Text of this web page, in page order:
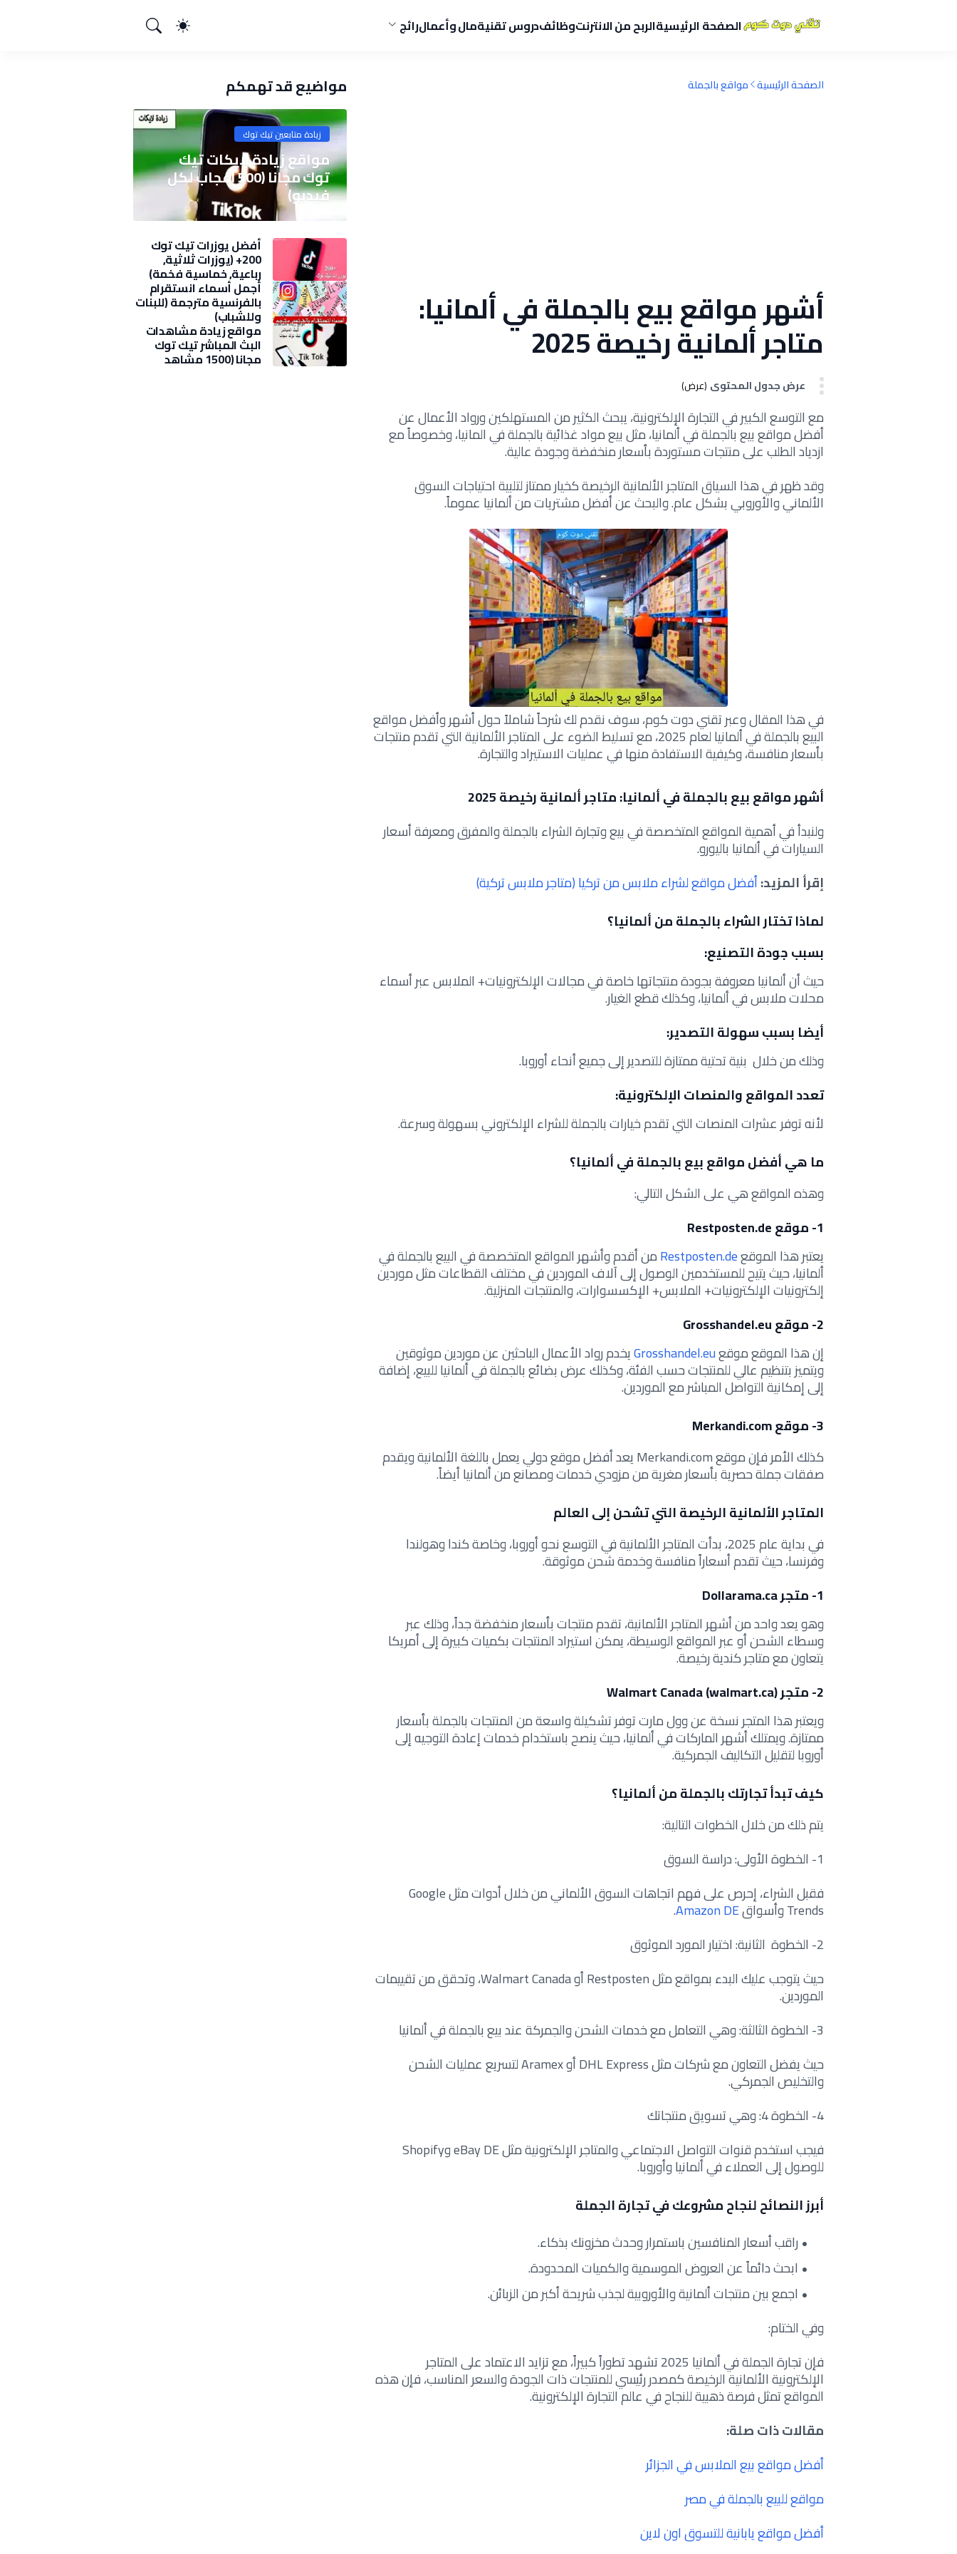
الصفحة الرئيسيةالربح من الانترنتوظائفدروس تقنيةمال وأعمالرائج
الصفحة الرئيسية مواقع بالجملة
أشهر مواقع بيع بالجملة في ألمانيا:
متاجر ألمانية رخيصة 2025
عرض جدول المحتوى (عرض)
مع التوسع الكبير في التجارة الإلكترونية، يبحث الكثير من المستهلكين ورواد الأعمال عن
أفضل مواقع بيع بالجملة في ألمانيا، مثل بيع مواد غذائية بالجملة في المانيا، وخصوصاً مع
ازدياد الطلب على منتجات مستوردة بأسعار منخفضة وجودة عالية.
وقد ظهر في هذا السياق المتاجر الألمانية الرخيصة كخيار ممتاز لتلبية احتياجات السوق
الألماني والأوروبي بشكل عام. والبحث عن أفضل مشتريات من ألمانيا عموماً.
في هذا المقال وعبر تقني دوت كوم، سوف نقدم لك شرحاً شاملاً حول أشهر وأفضل مواقع
البيع بالجملة في ألمانيا لعام 2025، مع تسليط الضوء على المتاجر الألمانية التي تقدم منتجات
بأسعار منافسة، وكيفية الاستفادة منها في عمليات الاستيراد والتجارة.
أشهر مواقع بيع بالجملة في ألمانيا: متاجر ألمانية رخيصة 2025
ولنبدأ في أهمية المواقع المتخصصة في بيع وتجارة الشراء بالجملة والمفرق ومعرفة أسعار
السيارات في ألمانيا باليورو.
إقرأ المزيد:أفضل مواقع لشراء ملابس من تركيا (متاجر ملابس تركية)
لماذا تختار الشراء بالجملة من ألمانيا؟
بسبب جودة التصنيع:
حيث أن ألمانيا معروفة بجودة منتجاتها خاصة في مجالات الإلكترونيات+ الملابس عبر أسماء
محلات ملابس في ألمانيا، وكذلك قطع الغيار.
أيضا بسبب سهولة التصدير:
وذلك من خلال بنية تحتية ممتازة للتصدير إلى جميع أنحاء أوروبا.
تعدد المواقع والمنصات الإلكترونية:
لأنه توفر عشرات المنصات التي تقدم خيارات بالجملة للشراء الإلكتروني بسهولة وسرعة.
ما هي أفضل مواقع بيع بالجملة في ألمانيا؟
وهذه المواقع هي على الشكل التالي:
1- موقع Restposten.de
يعتبر هذا الموقعRestposten.deمن أقدم وأشهر المواقع المتخصصة في البيع بالجملة في
ألمانيا، حيث يتيح للمستخدمين الوصول إلى آلاف الموردين في مختلف القطاعات مثل موردين
إلكترونيات الإلكترونيات+ الملابس+ الإكسسوارات، والمنتجات المنزلية.
2- موقع Grosshandel.eu
إن هذا الموقع موقعGrosshandel.euيخدم رواد الأعمال الباحثين عن موردين موثوقين
ويتميز بتنظيم عالي للمنتجات حسب الفئة، وكذلك عرض بضائع بالجملة في ألمانيا للبيع، إضافة
إلى إمكانية التواصل المباشر مع الموردين.
3- موقع Merkandi.com
كذلك الأمر فإن موقع Merkandi.com يعد أفضل موقع دولي يعمل باللغة الألمانية ويقدم
صفقات جملة حصرية بأسعار مغرية من مزودي خدمات ومصانع من ألمانيا أيضاً.
المتاجر الألمانية الرخيصة التي تشحن إلى العالم
في بداية عام 2025، بدأت المتاجر الألمانية في التوسع نحو أوروبا، وخاصة كندا وهولندا
وفرنسا، حيث تقدم أسعاراً منافسة وخدمة شحن موثوقة.
1- متجر Dollarama.ca
وهو يعد واحد من أشهر المتاجر الألمانية، تقدم منتجات بأسعار منخفضة جداً، وذلك عبر
وسطاء الشحن أو عبر المواقع الوسيطة، يمكن استيراد المنتجات بكميات كبيرة إلى أمريكا
يتعاون مع متاجر كندية رخيصة.
2- متجر Walmart Canada (walmart.ca)
ويعتبر هذا المتجر نسخة عن وول مارت توفر تشكيلة واسعة من المنتجات بالجملة بأسعار
ممتازة. ويمتلك أشهر الماركات في ألمانيا، حيث ينصح باستخدام خدمات إعادة التوجيه إلى
أوروبا لتقليل التكاليف الجمركية.
كيف تبدأ تجارتك بالجملة من ألمانيا؟
يتم ذلك من خلال الخطوات التالية:
1- الخطوة الأولى: دراسة السوق
فقبل الشراء، إحرص على فهم اتجاهات السوق الألماني من خلال أدوات مثل Google
Trends وأسواق Amazon DE
.
2- الخطوة الثانية: اختيار المورد الموثوق
حيث يتوجب عليك البدء بمواقع مثل Restposten أو Walmart Canada، وتحقق من تقييمات
الموردين.
3- الخطوة الثالثة: وهي التعامل مع خدمات الشحن والجمركة عند بيع بالجملة في ألمانيا
حيث يفضل التعاون مع شركات مثل DHL Express أو Aramex لتسريع عمليات الشحن
والتخليص الجمركي.
4- الخطوة 4: وهي تسويق منتجاتك
فيجب استخدم قنوات التواصل الاجتماعي والمتاجر الإلكترونية مثل eBay DE وShopify
للوصول إلى العملاء في ألمانيا وأوروبا.
أبرز النصائح لنجاح مشروعك في تجارة الجملة
راقب أسعار المنافسين باستمرار وحدث مخزونك بذكاء.
ابحث دائماً عن العروض الموسمية والكميات المحدودة.
اجمع بين منتجات ألمانية والأوروبية لجذب شريحة أكبر من الزبائن.
وفي الختام:
فإن تجارة الجملة في ألمانيا 2025 تشهد تطوراً كبيراً، مع تزايد الاعتماد على المتاجر
الإلكترونية الألمانية الرخيصة كمصدر رئيسي للمنتجات ذات الجودة والسعر المناسب، فإن هذه
المواقع تمثل فرصة ذهبية للنجاح في عالم التجارة الإلكترونية.
مقالات ذات صلة:
أفضل مواقع بيع الملابس في الجزائر
مواقع للبيع بالجملة في مصر
أفضل مواقع يابانية للتسوق اون لاين
مواضيع قد تهمكم
زيادة متابعين تيك توك
مواقع زيادة لايكات تيك
توك مجانا (500 اعجاب لكل
فيديو)
أفضل يوزرات تيك توك
200+ (يوزرات ثلاثية,
رباعية, خماسية فخمة)
2025
أجمل أسماء انستقرام
بالفرنسية مترجمة (للبنات
وللشباب)
مواقع زيادة مشاهدات
البث المباشر تيك توك
مجانا (1500 مشاهد